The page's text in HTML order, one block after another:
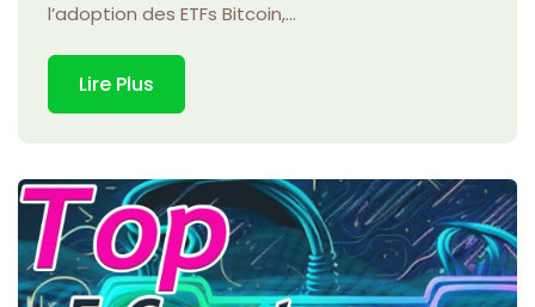
l’adoption des ETFs Bitcoin,...
Lire Plus